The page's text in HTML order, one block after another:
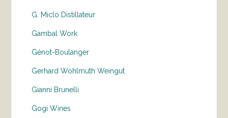
G. Miclo Distillateur
Gambal Work
Génot-Boulanger
Gerhard Wohlmuth Weingut
Gianni Brunelli
Gogi Wines